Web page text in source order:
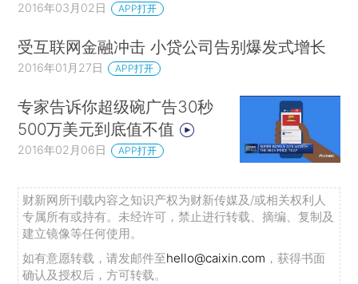
2016年03月02日 APP打开
受互联网金融冲击 小贷公司告别爆发式增长
2016年01月27日 APP打开
专家告诉你超级碗广告30秒
500万美元到底值不值
2016年02月06日 APP打开
财新网所刊载内容之知识产权为财新传媒及/或相关权利人
专属所有或持有。未经许可，禁止进行转载、摘编、复制及
建立镜像等任何使用。
如有意愿转载，请发邮件至hello@caixin.com ，获得书面
确认及授权后，方可转载。